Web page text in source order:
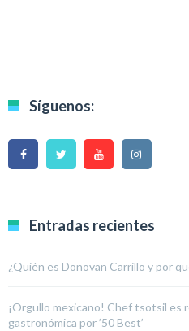
Síguenos:
Entradas recientes
¿Quién es Donovan Carrillo y por
¡Orgullo mexicano! Chef tsotsil es
gastronómica por ’50 Best’